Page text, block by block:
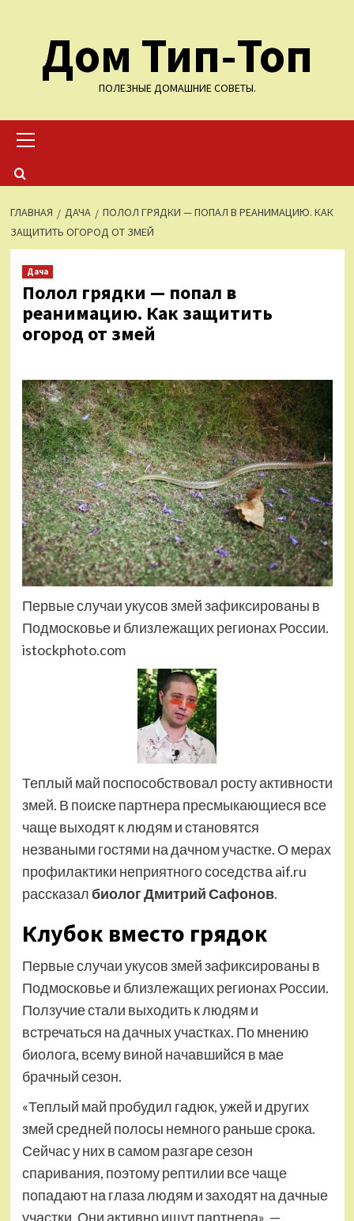
содержимомуДом Тип-Топ
ПОЛЕЗНЫЕ ДОМАШНИЕ СОВЕТЫ.
меню
ГЛАВНАЯ ДАЧА
ПОЛОЛ ГРЯДКИ — ПОПАЛ В РЕАНИМАЦИЮ. КАК
ЗАЩИТИТЬ ОГОРОД ОТ ЗМЕЙ
Дача
Полол грядки — попал в
реанимацию. Как защитить
огород от змей
Первые случаи укусов змей зафиксированы в
Подмосковье и близлежащих регионах России.
istockphoto.com
Теплый май поспособствовал росту активности
змей. В поиске партнера пресмыкающиеся все
чаще выходят к людям и становятся
незваными гостями на дачном участке. О мерах
профилактики неприятного соседства aif.ru
рассказалбиолог Дмитрий Сафонов.
Клубок вместо грядок
Первые случаи укусов змей зафиксированы в
Подмосковье и близлежащих регионах России.
Ползучие стали выходить к людям и
встречаться на дачных участках. По мнению
биолога, всему виной начавшийся в мае
брачный сезон.
«Теплый май пробудил гадюк, ужей и других
змей средней полосы немного раньше срока.
Сейчас у них в самом разгаре сезон
спаривания, поэтому рептилии все чаще
попадают на глаза людям и заходят на дачные
участки. Они активно ищут партнера», —